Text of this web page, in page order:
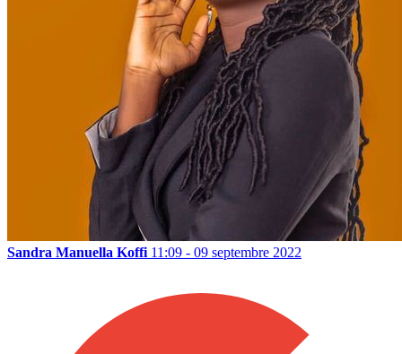
Sandra Manuella Koffi 11:09 - 09 septembre 2022